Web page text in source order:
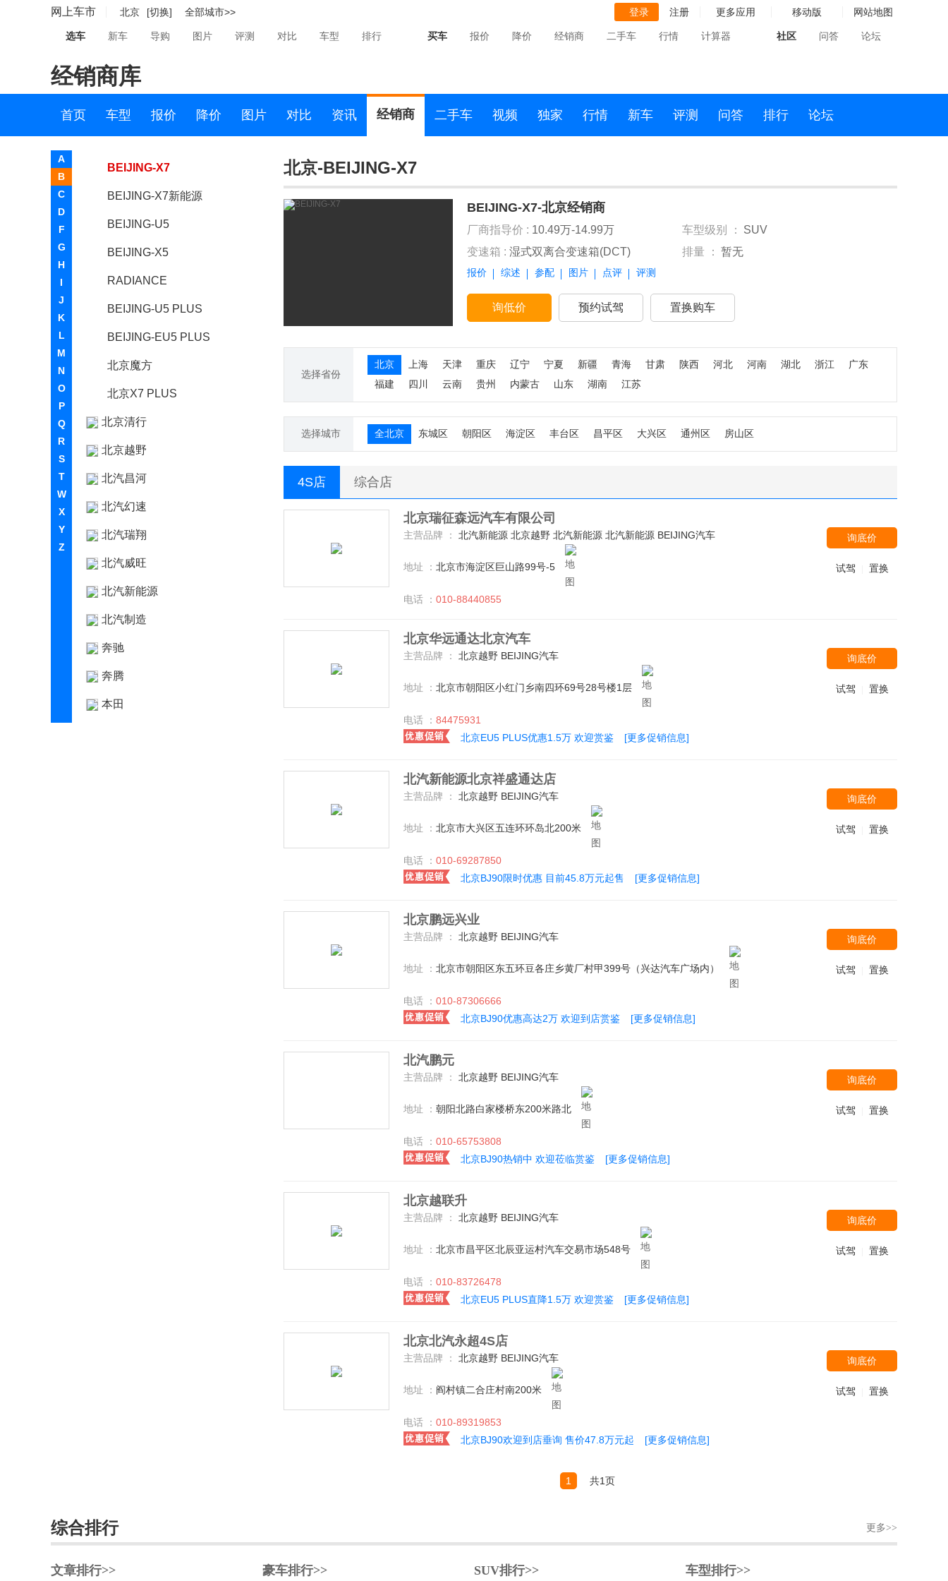
网上车市 北京 [切换] 全部城市>> 登录 注册 更多应用 移动版 网站地图
选车 新车 导购 图片 评测 对比 车型 排行 买车 报价 降价 经销商 二手车 行情 计算器 社区 问答 论坛
经销商库
首页 车型 报价 降价 图片 对比 资讯 经销商 二手车 视频 独家 行情 新车 评测 问答 排行 论坛
A
B
C
D
F
G
H
I
J
K
L
M
N
O
P
Q
R
S
T
W
X
Y
Z
BEIJING-EU5
BEIJING-EX5
BEIJING-X3
BEIJING-X7
BEIJING-X7新能源
BEIJING-U5
BEIJING-X5
RADIANCE
BEIJING-U5 PLUS
BEIJING-EU5 PLUS
北京魔方
北京X7 PLUS
北京清行
北京越野
北汽昌河
北汽幻速
北汽瑞翔
北汽威旺
北汽新能源
北汽制造
奔驰
奔腾
本田
大发
北京-BEIJING-X7
BEIJING-X7-北京经销商
厂商指导价 : 10.49万-14.99万 车型级别 ：
SUV
变速箱 : 湿式双离合变速箱(DCT) 排量 ： 暂无
报价 综述 参配 图片 点评 评测
询低价 预约试驾 置换购车
选择省份
北京 上海 天津 重庆 辽宁 宁夏 新疆 青海 甘肃 陕西 河北 河南 湖北 浙江
广东
福建
四川 云南 贵州 内蒙古 山东 湖南 江苏
选择城市 全北京 东城区 朝阳区 海淀区 丰台区 昌平区 大兴区 通州区 房山区
4S店 综合店
北京瑞征森远汽车有限公司
主营品牌 ： 北汽新能源 北京越野 北汽新能源 北汽新能源 BEIJING汽车
地址 ： 北京市海淀区巨山路99号-5
电话 ： 010-88440855
询底价
试驾 置换
北京华远通达北京汽车
主营品牌 ： 北京越野 BEIJING汽车
地址 ： 北京市朝阳区小红门乡南四环69号28号楼1层
电话 ： 84475931
北京EU5 PLUS优惠1.5万 欢迎赏鉴
[更多促销信息]
询底价
试驾 置换
北汽新能源北京祥盛通达店
主营品牌 ： 北京越野 BEIJING汽车
地址 ： 北京市大兴区五连环环岛北200米
电话 ： 010-69287850
北京BJ90限时优惠 目前45.8万元起售
[更多促销信息]
询底价
试驾 置换
北京鹏远兴业
主营品牌 ： 北京越野 BEIJING汽车
地址 ： 北京市朝阳区东五环豆各庄乡黄厂村甲399号（兴达汽车广场内）
电话 ： 010-87306666
北京BJ90优惠高达2万 欢迎到店赏鉴
[更多促销信息]
询底价
试驾 置换
北汽鹏元
主营品牌 ： 北京越野 BEIJING汽车
地址 ： 朝阳北路白家楼桥东200米路北
电话 ： 010-65753808
北京BJ90热销中 欢迎莅临赏鉴
[更多促销信息]
询底价
试驾 置换
北京越联升
主营品牌 ： 北京越野 BEIJING汽车
地址 ： 北京市昌平区北辰亚运村汽车交易市场548号
电话 ： 010-83726478
北京EU5 PLUS直降1.5万 欢迎赏鉴
[更多促销信息]
询底价
试驾 置换
北京北汽永超4S店
主营品牌 ： 北京越野 BEIJING汽车
地址 ： 阎村镇二合庄村南200米
电话 ： 010-89319853
北京BJ90欢迎到店垂询 售价47.8万元起
[更多促销信息]
询底价
试驾 置换
1 共1页
综合排行 更多>>
文章排行>> 豪车排行>> SUV排行>> 车型排行>>